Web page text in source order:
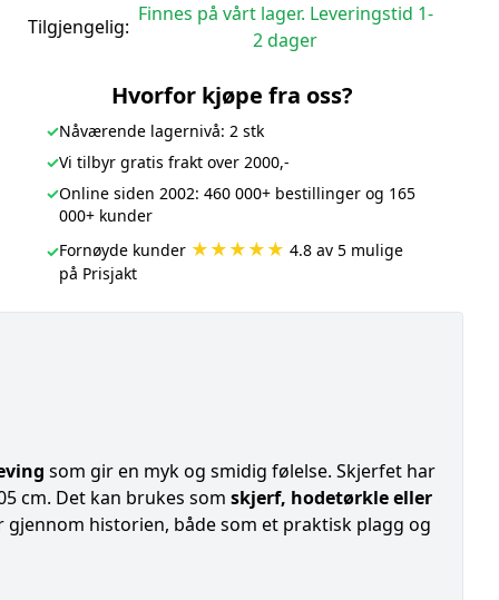
Tilgjengelig:
Finnes på vårt lager. Leveringstid 1-
2 dager
Hvorfor kjøpe fra oss?
✓Nåværende lagernivå: 2 stk
✓Vi tilbyr gratis frakt over 2000,-
✓Online siden 2002: 460 000+ bestillinger og 165
000+ kunder
✓Fornøyde kunder ★★★★★ 4.8 av 5 mulige
på Prisjakt
som gir en myk og smidig følelse. Skjerfet har
cm. Det kan brukes som skjerf, hodetørkle eller
historien, både som et praktisk plagg og